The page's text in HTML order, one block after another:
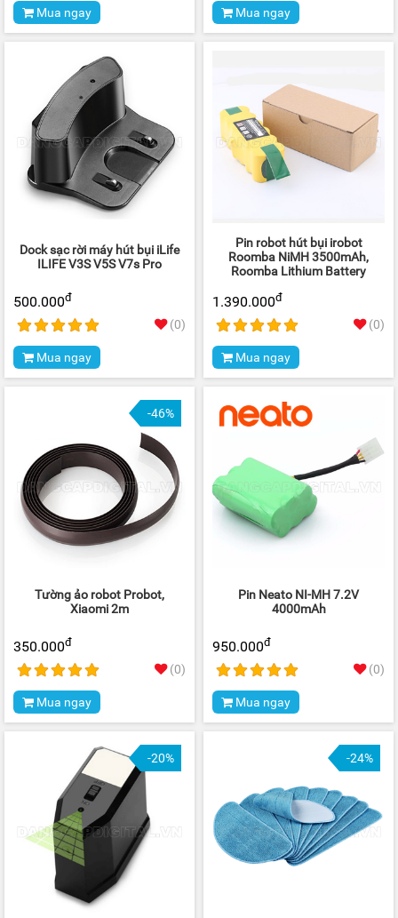
Mua ngay Mua ngay
Dock sạc rời máy hút bụi iLife
ILIFE V3S V5S V7s Pro
500.000đ
(0)
Mua ngay
Pin robot hút bụi irobot
Roomba NiMH 3500mAh,
Roomba Lithium Battery
1.390.000đ
(0)
Mua ngay
-46%
Tường ảo robot Probot,
Xiaomi 2m
350.000đ
(0)
Mua ngay
Pin Neato NI-MH 7.2V
4000mAh
950.000đ
(0)
Mua ngay
-20% -24%